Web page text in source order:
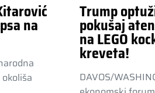
na
Trump
pokušaj
na LEGO
kreveta!
DAVOS/